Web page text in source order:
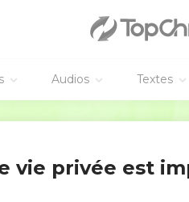
Audios Textes
DE L’ANNÉE !
vie privée est